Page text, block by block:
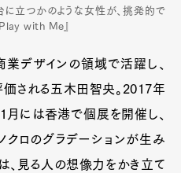
立つかのような女性が、挑発的で
with Me』
デザインの領域で活躍し、
される五木田智央。2017年
月には香港で個展を開催し、
クロのグラデーションが生み
見る人の想像力をかき立て